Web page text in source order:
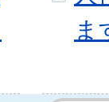
ま